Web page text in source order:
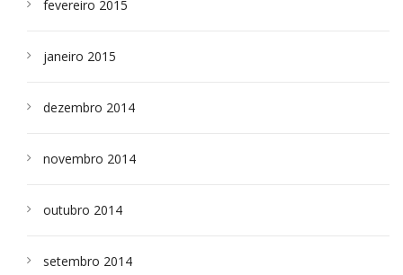
fevereiro 2015
janeiro 2015
dezembro 2014
novembro 2014
outubro 2014
setembro 2014